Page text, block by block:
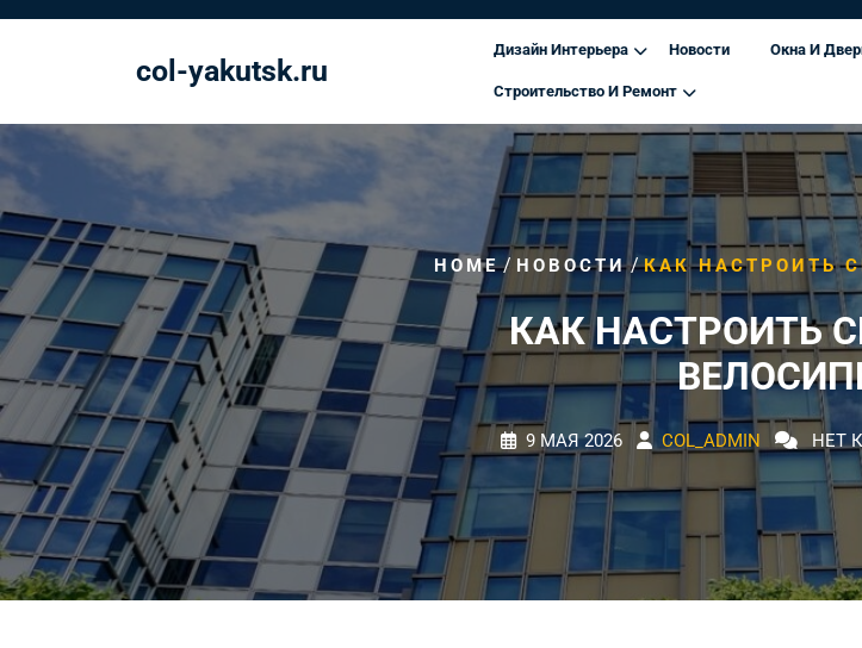
col-yakutsk.ru
Дизайн Интерьера Новости Окна И
Строительство И Ремонт
HOME/ НОВОСТИ/КАК НАСТРОИТЬ
КАК НАСТРОИТЬ
9 МАЯ 2026 COL_ADMIN НЕТ